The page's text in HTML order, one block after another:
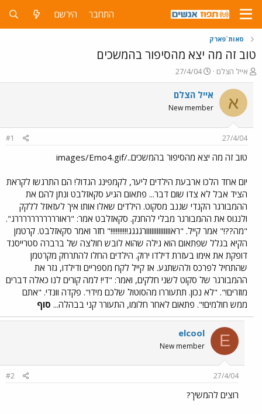
התחבר הירשם
סאות`פארק
טוב זה מה יצא מהסיפור בהמשכים
פ
ו
ת
ח
ה
ש
א
אייל הצלם
פ
ו
ר
ם
ר
27/4/04
א אייל הצלם
New member
27/4/04
#1
טוב זה מה יצא מהסיפור בהמשכים../images/Emo4.gif
יום אחד הלכו ארבעת הילדים ליער, לקמפינג הגדול! הם התרגשו לקראת
הציד אבל לא צדו שום דבר... פתאום הגיע סקאזלבט ונתן להם את
ההמבורגר הקנדי שגנב מסקוט. הילדים שאלו אותו איך לעזאזל ללקק
ולנגוס את ההמבורגר מבלי להחנק. סקאזלבט אמר: "ראורררררררררררג".
"מה??!" אמר קייל. "ראוווווווווווווורגגגג!!!!!!!!!!" חזר ואמר סקאזלבט. קרטמן
הקיא בגלל שפתאום הוא גילה שהוא לובש חולצה של ברברה סטרייסנד
דופקת את אימו בעזרת דילדו ירוק. הילדים החלו להתרחק מקרטמן
שהתחיל לפרכס ולהשתגע. אז קייל לקח מספריים ודילדו, גזר את
ההמבורגר של סקוט לשני חלקים, ואמר: "די! למה קורים לנו כאלה דברים
מוזרים!". "לא נכון. תתעוררו מהסוטול שלכם מיד!". פקדה וונדי. "אתם
ממש חולמים!". פתאום לאחר חלומו, התעורר קני בבהלה... סוף
E
elcool
New member
27/4/04
#2
רוצים להמשיך?